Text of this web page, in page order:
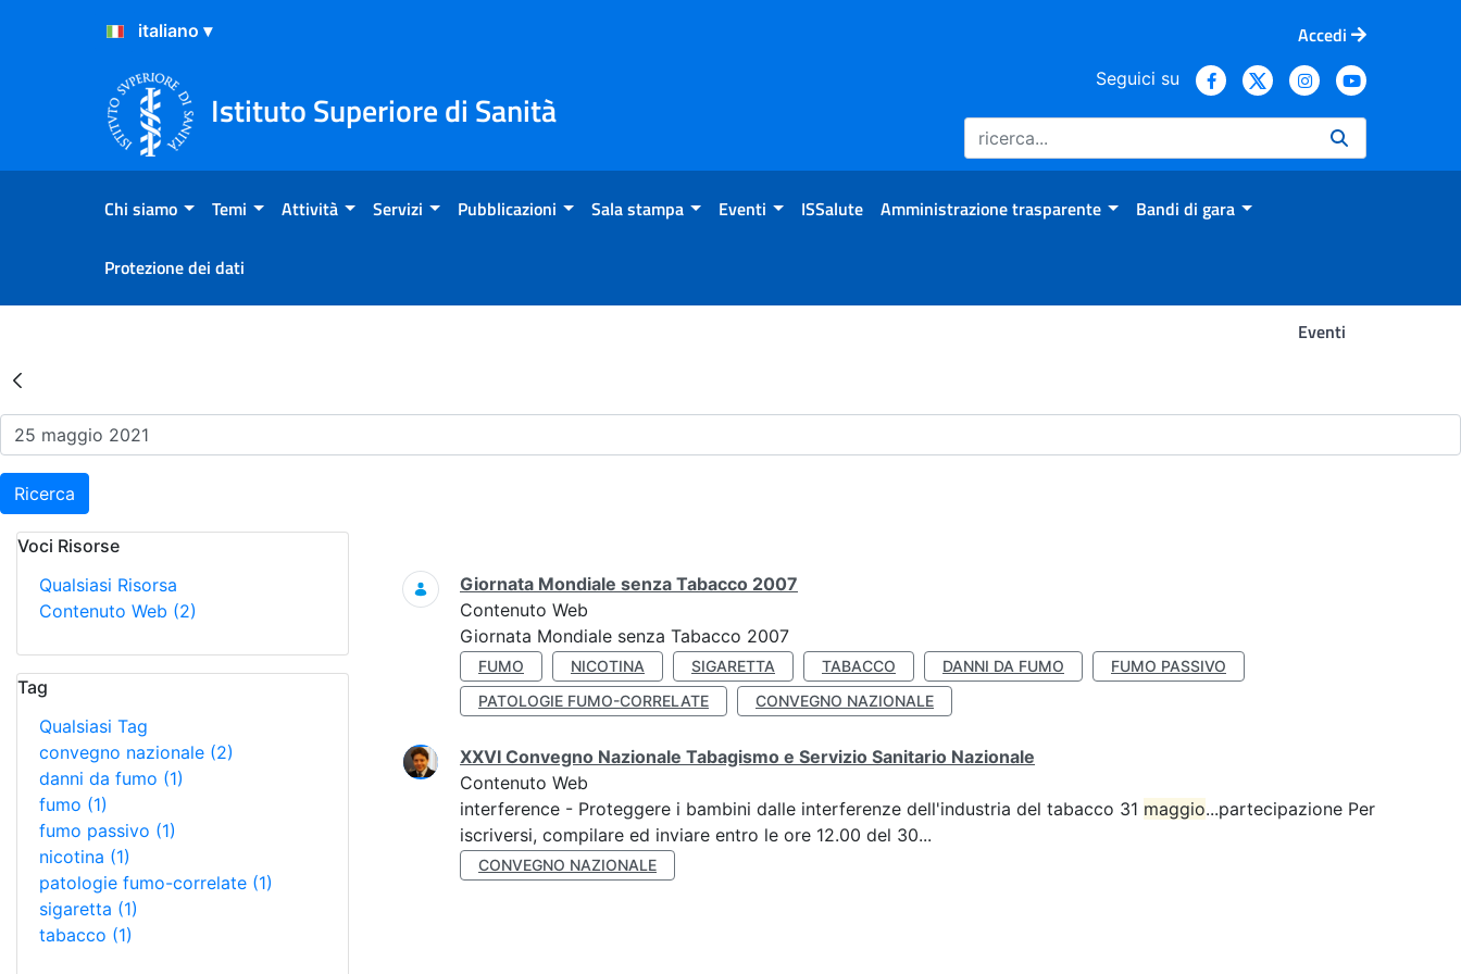
Salta al Contenuto
Salta al Footer
Accedi
Istituto Superiore di Sanità
Seguici su
Chi siamo Temi Attività Servizi Pubblicazioni Sala stampa Eventi ISSalute Amministrazione trasparente Bandi di gara
Protezione dei dati
Eventi
Risultati della Ricerca - Eventi
Ricerca
Voci Risorse
Qualsiasi Risorsa
Contenuto Web (2)
Tag
Qualsiasi Tag
convegno nazionale (2)
danni da fumo (1)
fumo (1)
fumo passivo (1)
nicotina (1)
patologie fumo-correlate (1)
sigaretta (1)
tabacco (1)
Ricerca
Giornata Mondiale senza Tabacco 2007
Contenuto Web
Giornata Mondiale senza Tabacco 2007
FUMO NICOTINA SIGARETTA TABACCO DANNI DA FUMO
FUMO PASSIVO
PATOLOGIE FUMO-CORRELATE
CONVEGNO NAZIONALE
XXVI Convegno Nazionale Tabagismo e Servizio Sanitario Nazionale
Contenuto Web
interference - Proteggere i bambini dalle interferenze dell'industria del tabacco 31 maggio...partecipazione Per
iscriversi, compilare ed inviare entro le ore 12.00 del 30...
CONVEGNO NAZIONALE